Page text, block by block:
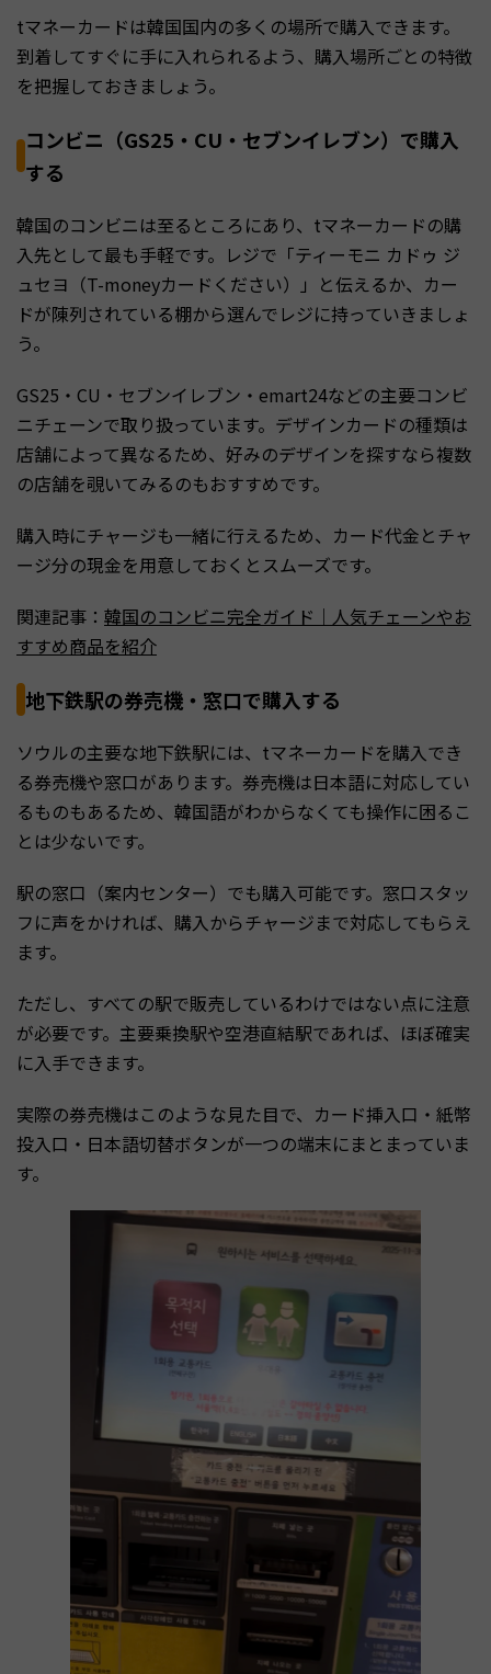
tマネーカードは韓国国内の多くの場所で購入できます。
到着してすぐに手に入れられるよう、購入場所ごとの特徴
を把握しておきましょう。
コンビニ（GS25・CU・セブンイレブン）で購入
する
韓国のコンビニは至るところにあり、tマネーカードの購
入先として最も手軽です。レジで「ティーモニ カドゥ ジ
ュセヨ（T-moneyカードください）」と伝えるか、カー
ドが陳列されている棚から選んでレジに持っていきましょ
う。
GS25・CU・セブンイレブン・emart24などの主要コンビ
ニチェーンで取り扱っています。デザインカードの種類は
店舗によって異なるため、好みのデザインを探すなら複数
の店舗を覗いてみるのもおすすめです。
購入時にチャージも一緒に行えるため、カード代金とチャ
ージ分の現金を用意しておくとスムーズです。
関連記事： 韓国のコンビニ完全ガイド｜人気チェーンやお
すすめ商品を紹介
地下鉄駅の券売機・窓口で購入する
ソウルの主要な地下鉄駅には、tマネーカードを購入でき
る券売機や窓口があります。券売機は日本語に対応してい
るものもあるため、韓国語がわからなくても操作に困るこ
とは少ないです。
駅の窓口（案内センター）でも購入可能です。窓口スタッ
フに声をかければ、購入からチャージまで対応してもらえ
ます。
ただし、すべての駅で販売しているわけではない点に注意
が必要です。主要乗換駅や空港直結駅であれば、ほぼ確実
に入手できます。
実際の券売機はこのような見た目で、カード挿入口・紙幣
投入口・日本語切替ボタンが一つの端末にまとまっていま
す。